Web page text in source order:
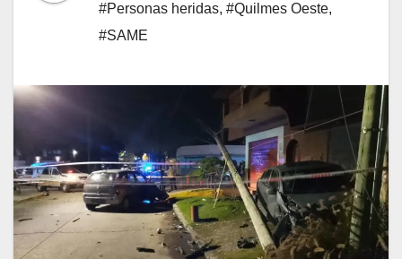
#Personas heridas, #Quilmes Oeste,
#SAME